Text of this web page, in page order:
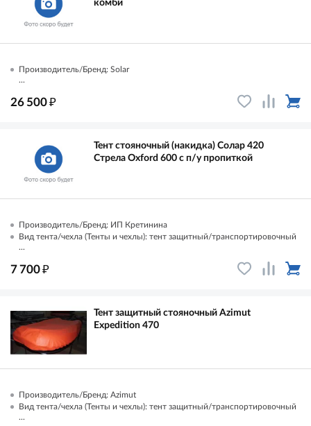
комби
Производитель/Бренд: Solar
...
26 500₽
Тент стояночный (накидка) Солар 420
Стрела Oxford 600 с п/у пропиткой
Производитель/Бренд: ИП Кретинина
Вид тента/чехла (Тенты и чехлы): тент защитный/транспортировочный
...
7 700₽
Тент защитный стояночный Azimut
Expedition 470
Производитель/Бренд: Azimut
Вид тента/чехла (Тенты и чехлы): тент защитный/транспортировочный
...